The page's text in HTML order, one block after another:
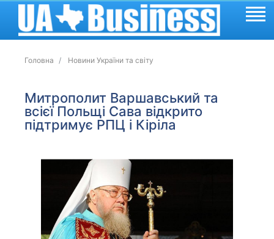
Головна Новини України та світу
Митрополит Варшавський та
всієї Польщі Сава відкрито
підтримує РПЦ і Кіріла